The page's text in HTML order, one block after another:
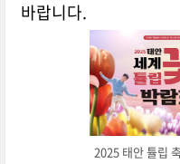
바랍니다.
2025 태안 튤립